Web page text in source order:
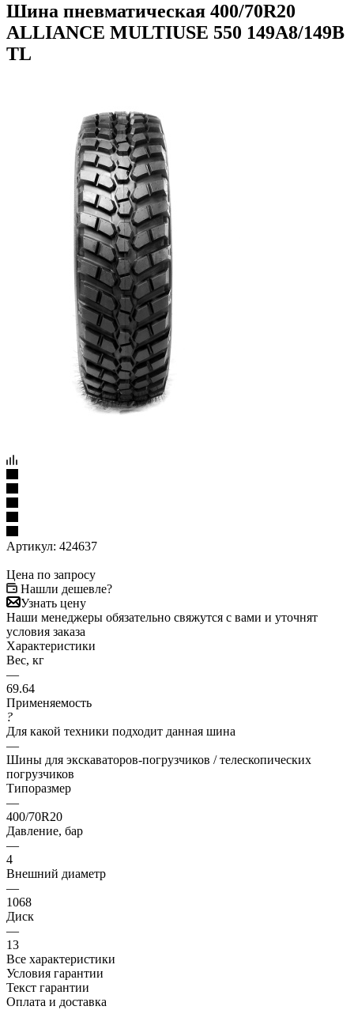
Шина пневматическая 400/70R20
ALLIANCE MULTIUSE 550 149A8/149B
TL
Артикул: 424637
Цена по запросу
Нашли дешевле?
Узнать цену
Наши менеджеры обязательно свяжутся с вами и уточнят
условия заказа
Характеристики
Вес, кг
—
69.64
Применяемость
?
Для какой техники подходит данная шина
—
Шины для экскаваторов-погрузчиков / телескопических
погрузчиков
Типоразмер
—
400/70R20
Давление, бар
—
4
Внешний диаметр
—
1068
Диск
—
13
Все характеристики
Условия гарантии
Текст гарантии
Оплата и доставка